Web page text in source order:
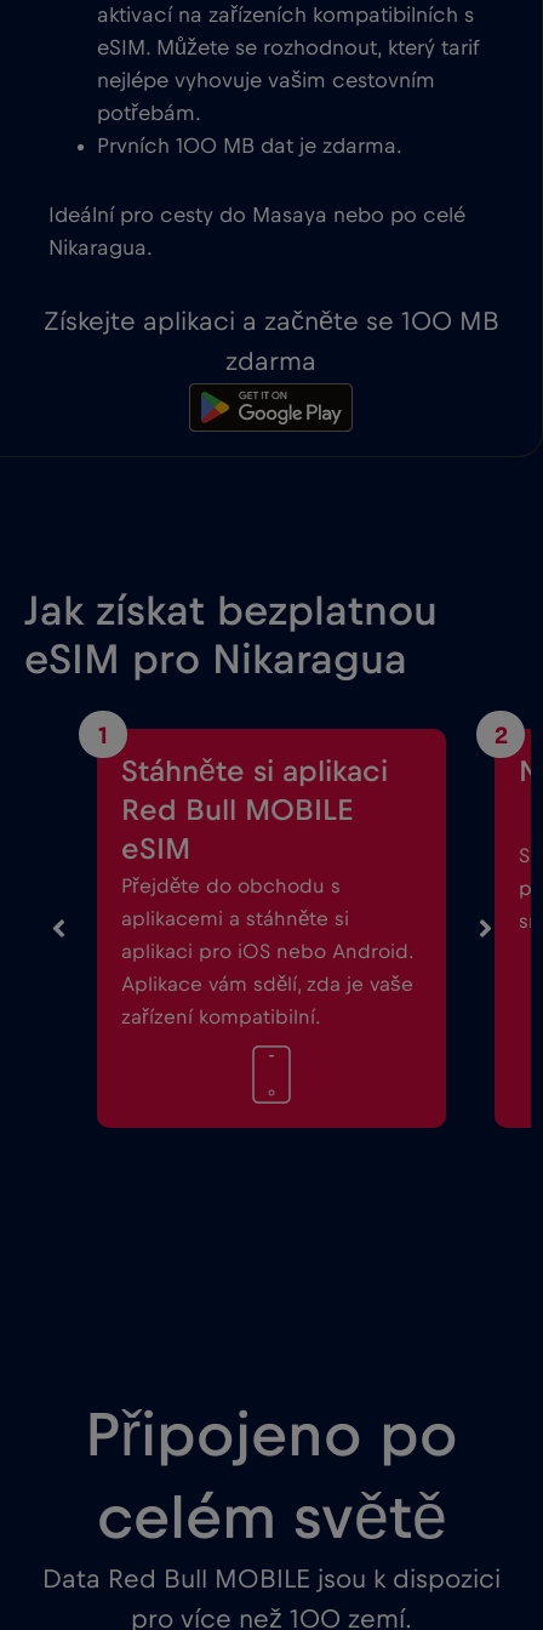
aktivací na zařízeních kompatibilních s
eSIM. Můžete se rozhodnout, který tarif
nejlépe vyhovuje vašim cestovním
potřebám.
Prvních 100 MB dat je zdarma.
Ideální pro cesty do Masaya nebo po celé
Nikaragua.
Získejte aplikaci a začněte se 100 MB
zdarma
Jak získat bezplatnou
eSIM pro Nikaragua
1
Stáhněte si aplikaci
Red Bull MOBILE
eSIM
Přejděte do obchodu s
aplikacemi a stáhněte si
aplikaci pro iOS nebo Android.
Aplikace vám sdělí, zda je vaše
zařízení kompatibilní.
2
Připojeno po
celém světě
Data Red Bull MOBILE jsou k dispozici
pro více než 100 zemí.